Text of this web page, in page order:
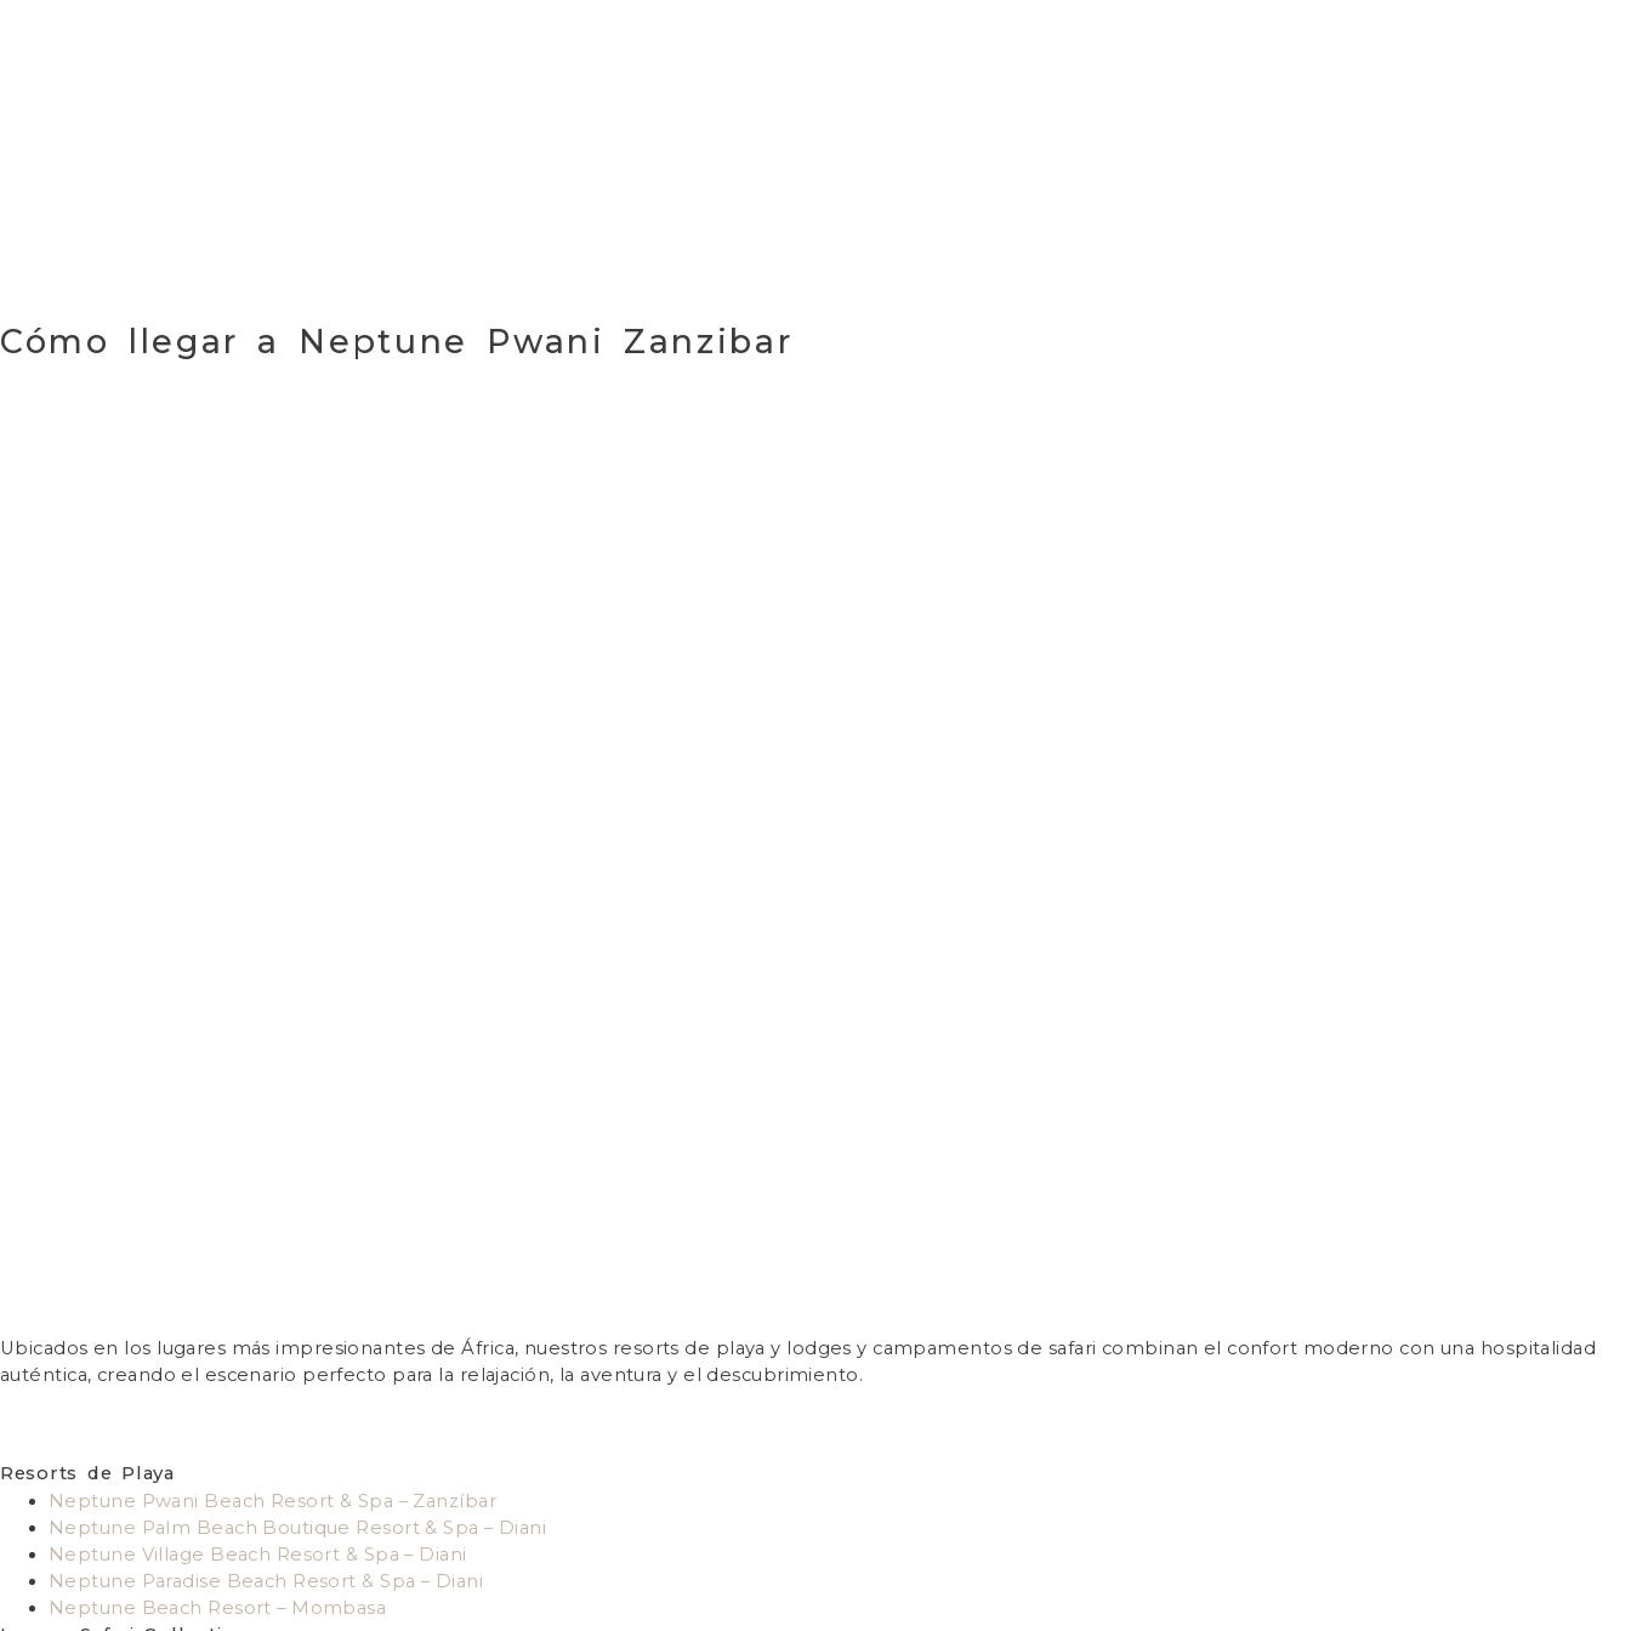
Cómo llegar a Neptune Pwani Zanzibar
Ubicados en los lugares más impresionantes de África, nuestros resorts de playa y lodges y campamentos de safari combinan el confort moderno con una hospitalidad
auténtica, creando el escenario perfecto para la relajación, la aventura y el descubrimiento.
Resorts de Playa
Neptune Pwani Beach Resort & Spa – Zanzíbar
Neptune Palm Beach Boutique Resort & Spa – Diani
Neptune Village Beach Resort & Spa – Diani
Neptune Paradise Beach Resort & Spa – Diani
Neptune Beach Resort – Mombasa